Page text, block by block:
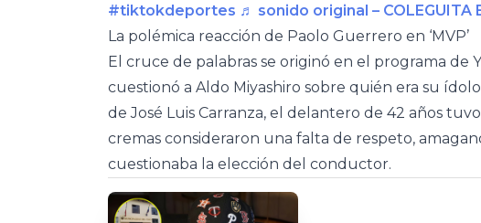
#tiktokdeportes ♬ sonido original – COLEGUITA
La polémica reacción de Paolo Guerrero en ‘MVP’
El cruce de palabras se originó en el programa de
cuestionó a Aldo Miyashiro sobre quién era su
de José Luis Carranza, el delantero de 42 años
cremas consideraron una falta de respeto,
cuestionaba la elección del conductor.